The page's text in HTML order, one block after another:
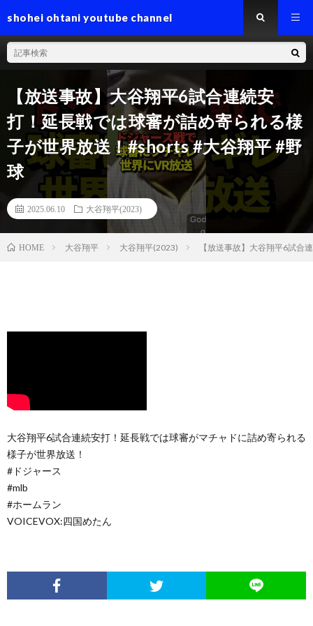
shohei ohtani youtube channel
【放送事故】大谷翔平6試合連続安
打！延長戦では球審が詰め寄られる様
子が世界放送！#shorts #大谷翔平 #野
球
2025.06.10 大谷翔平(2023)
HOME 大谷翔平 大谷翔平(2023) 【放送事故】大谷翔平6試合
大谷翔平6試合連続安打！延長戦では球審がマチャドに詰め寄られる
様子が世界放送！
#ドジャース
#mlb
#ホームラン
VOICEVOX:四国めたん